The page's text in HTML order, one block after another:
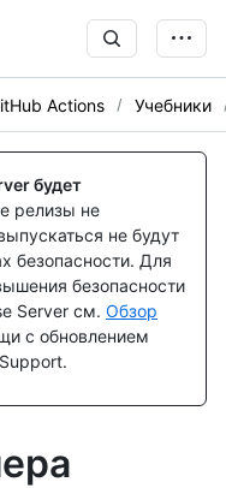
Actions Учебники
будет
релизы не
не будут
безопасности. Для
безопасности
Server см. Обзор
с обновлением